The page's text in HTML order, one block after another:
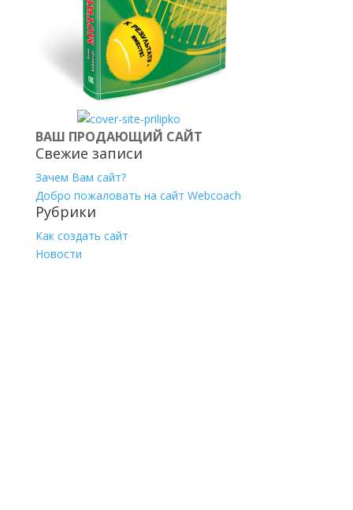
ВАШ ПРОДАЮЩИЙ САЙТ
Свежие записи
Зачем Вам сайт?
Добро пожаловать на сайт Webcoach
Рубрики
Как создать сайт
Новости